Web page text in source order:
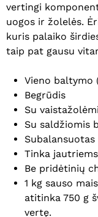
vertingi
uogos ir žolelės.
kuris palaiko
taip pat gausu
Vieno baltymo
Begrūdis
Su
Su saldžiomis
Tinka
Be pridėtinių
1 kg sauso
atitinka 750 g
vertę.